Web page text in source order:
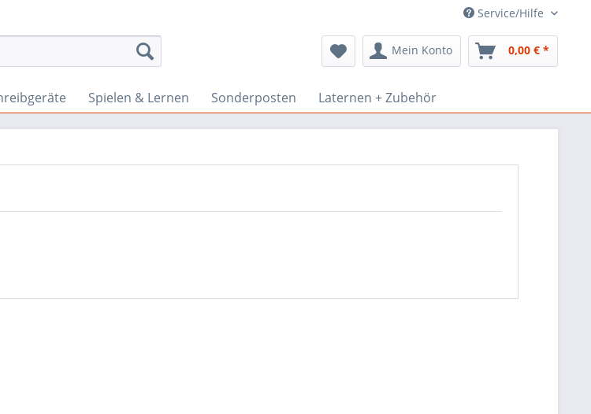
Service/Hilfe
Mein Konto 0,00 € *
Spielen & Lernen Sonderposten Laternen + Zubehör